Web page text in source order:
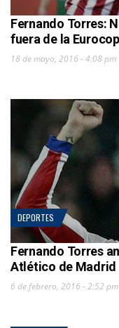
Fernando Torres:
fuera de la
18 de mayo, 2016 - 4:08 pm
DEPORTES
Fernando Torres
Atlético de Madrid
6 de febrero, 2016 - 2:52 pm